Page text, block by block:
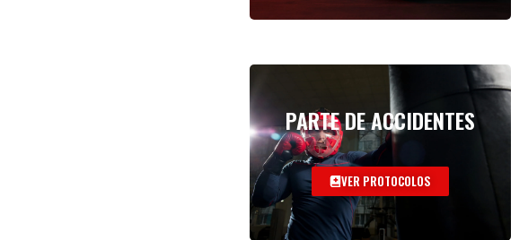
PARTE DE ACCIDENTES
VER PROTOCOLOS